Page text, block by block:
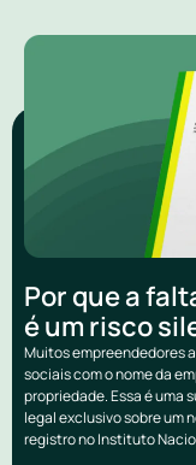
Por que a
é um risco
Muitos empreendedores
sociais com o nome da
propriedade. Essa é uma
legal exclusivo sobre um
registro no Instituto